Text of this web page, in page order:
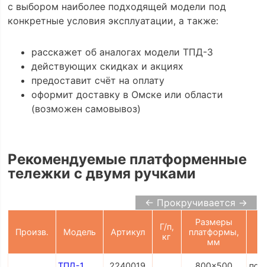
с выбором наиболее подходящей модели под
конкретные условия эксплуатации, а также:
расскажет об аналогах модели ТПД-3
действующих скидках и акциях
предоставит счёт на оплату
оформит доставку в Омске или области
(возможен самовывоз)
Рекомендуемые платформенные
тележки с двумя ручками
← Прокручивается →
Произв. Модель Артикул
Г/п,
кг
Размеры
платформы,
мм